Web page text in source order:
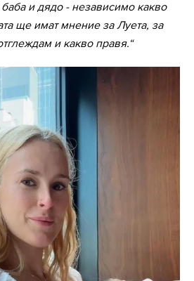
и дядо - независимо какво
ще имат мнение за Луета, за
и какво правя.“